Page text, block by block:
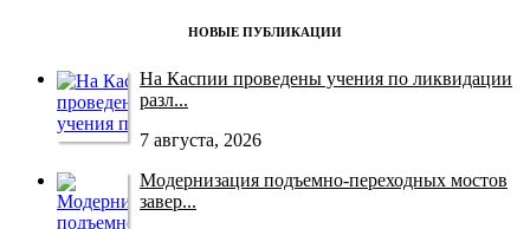
НОВЫЕ ПУБЛИКАЦИИ
На Каспии проведены учения по ликвидации
разл...
7 августа, 2026
Модернизация подъемно-переходных мостов
завер...